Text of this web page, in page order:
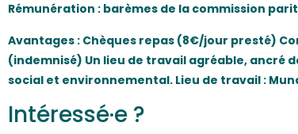
Rémunération : barèmes de la commission
Avantages : Chèques repas (8€/jour presté)
(indemnisé) Un lieu de travail agréable, ancré
social et environnemental. Lieu de travail :
Intéressé·e ?